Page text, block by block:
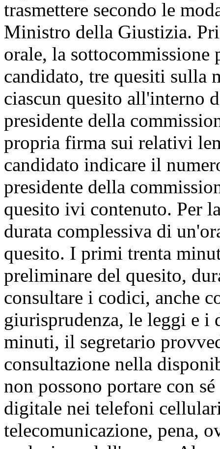
trasmettere secondo le
Ministro della Giustizia.
orale, la sottocommissione
candidato, tre quesiti sulla
ciascun quesito all'interno
presidente della
propria firma sui relativi
candidato indicare il
presidente della
quesito ivi contenuto. Per
durata complessiva di
quesito. I primi trenta
preliminare del quesito,
consultare i codici, anche
giurisprudenza, le leggi e i
minuti, il segretario
consultazione nella
non possono portare con
digitale nei telefoni
telecomunicazione, pena,